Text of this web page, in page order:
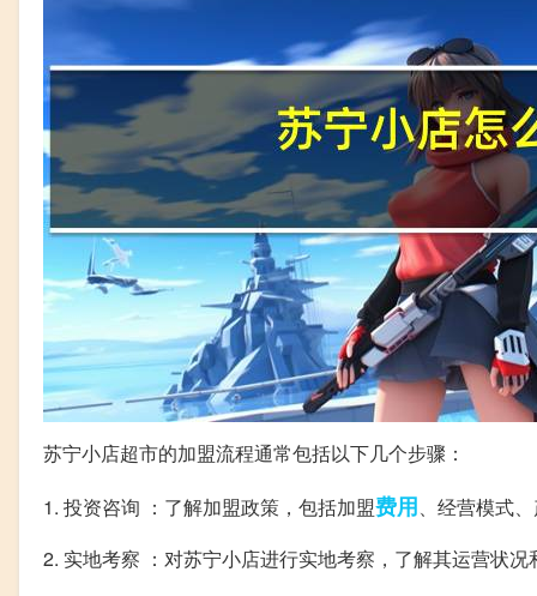
苏宁小店超市的加盟流程通常包括以下几个步骤：
1. 投资咨询 ：了解加盟政策，包括加盟费用、经营模式
2. 实地考察 ：对苏宁小店进行实地考察，了解其运营状况